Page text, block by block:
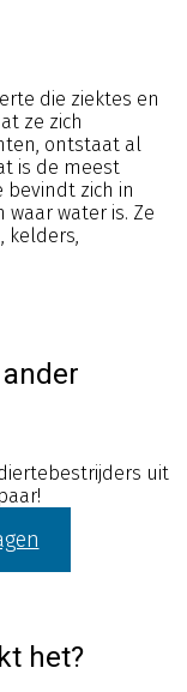
die ziektes en
ze zich
ontstaat al
is de meest
bevindt zich in
water is. Ze
kelders,
uit
het?